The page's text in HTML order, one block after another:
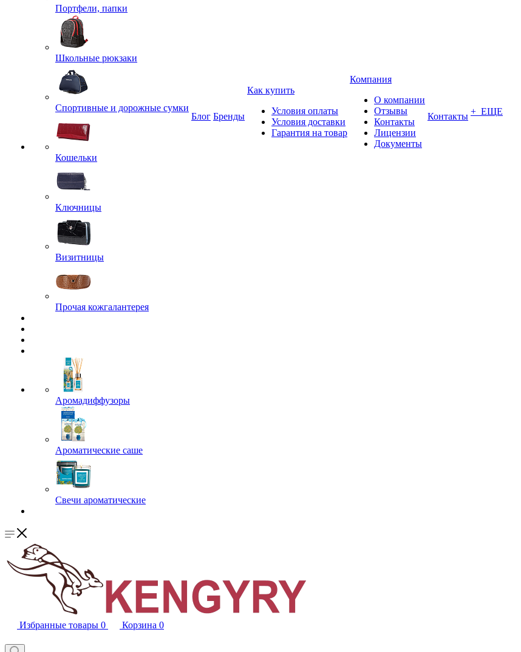
Портфели, папки
Школьные рюкзаки
Спортивные и дорожные сумки
Кошельки
Ключницы
Визитницы
Прочая кожгалантерея
Аромадиффузоры
Ароматические саше
Свечи ароматические
Блог Бренды
Как купить
Условия оплаты
Условия доставки
Гарантия на товар
Компания
О компании
Отзывы
Контакты
Лицензии
Документы
Контакты + ЕЩЕ
Избранные товары 0 Корзина 0